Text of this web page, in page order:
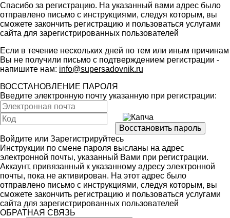
Спасибо за регистрацию. На указанный вами адрес было
отправлено письмо с инструкциями, следуя которым, вы
сможете закончить регистрацию и пользоваться услугами
сайта для зарегистрированных пользователей
Если в течение нескольких дней по тем или иным причинам
Вы не получили письмо с подтверждением регистрации -
напишите нам: info@supersadovnik.ru
ВОССТАНОВЛЕНИЕ ПАРОЛЯ
Введите электронную почту указанную при регистрации:
Войдите или Зарегистрируйтесь
Инструкции по смене пароля высланы на адрес
электронной почты, указанный Вами при регистрации.
Аккаунт, привязанный к указанному адресу электронной
почты, пока не активирован. На этот адрес было
отправлено письмо с инструкциями, следуя которым, вы
сможете закончить регистрацию и пользоваться услугами
сайта для зарегистрированных пользователей
ОБРАТНАЯ СВЯЗЬ